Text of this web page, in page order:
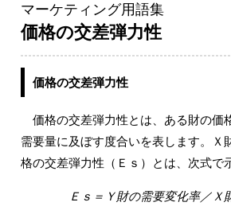
マーケティング用語集
価格の交差弾力性
価格の交差弾力性
価格の交差弾力性とは、ある財の価
需要量に及ぼす度合いを表します。Ｘ
格の交差弾力性（Ｅｓ）とは、次式で
Ｅｓ＝Ｙ財の需要変化率／Ｘ